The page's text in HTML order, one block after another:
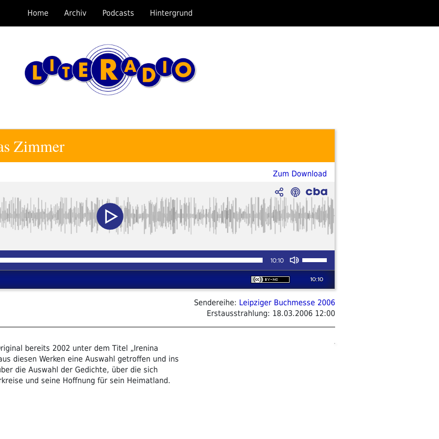
Home Archiv Podcasts Hintergrund
Zimmer
Zum Download
Sendereihe: Leipziger Buchmesse 2006
Erstausstrahlung: 18.03.2006 12:00
bereits 2002 unter dem Titel „Irenina
diesen Werken eine Auswahl getroffen und ins
die Auswahl der Gedichte, über die sich
und seine Hoffnung für sein Heimatland.